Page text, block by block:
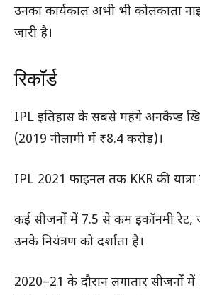
उनका कार्यकाल अभी भी कोलकाता
जारी है।
रिकॉर्ड
IPL इतिहास के सबसे महंगे अनकैप्ड
(2019 नीलामी में ₹8.4 करोड़)।
IPL 2021 फाइनल तक KKR की यात्रा
कई सीजनों में 7.5 से कम इकॉनमी रेट,
उनके नियंत्रण को दर्शाता है।
2020–21 के दौरान लगातार सीजनों